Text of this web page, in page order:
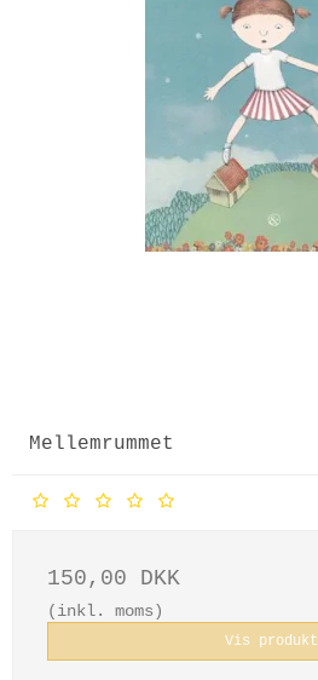
Mellemrummet
150,00 DKK
(inkl. moms)
Vis produkt